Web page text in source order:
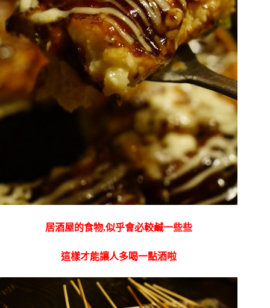
居酒屋的食物,似乎會必較鹹一些些
這樣才能讓人多喝一點酒啦